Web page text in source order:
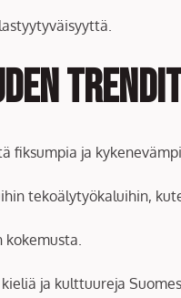
trendit
fiksumpia ja
tekoälytyökaluihin,
kokemusta.
ja kulttuureja